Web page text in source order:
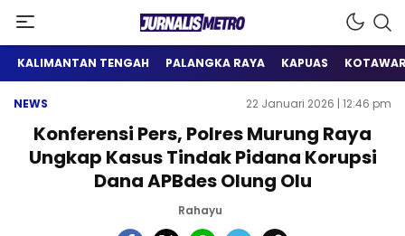
Jurnalis Metro
Satu Wadah Informasi
KALIMANTAN TENGAH PALANGKA RAYA KAPUAS
NEWS 22 Januari 2026 | 12:46 pm
Konferensi Pers, Polres Murung Raya
Ungkap Kasus Tindak Pidana Korupsi
Dana APBdes Olung Olu
Rahayu